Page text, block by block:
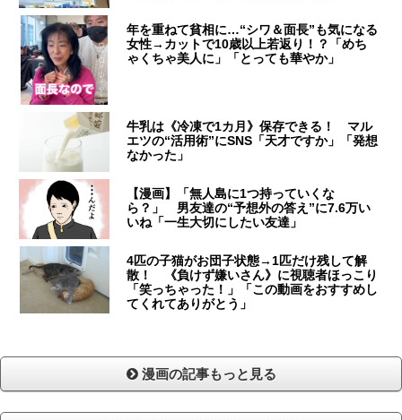
年を重ねて貧相に…“シワ＆面長”も気になる
女性→カットで10歳以上若返り！？「めち
ゃくちゃ美人に」「とっても華やか」
牛乳は《冷凍で1カ月》保存できる！ マル
エツの“活用術”にSNS「天才ですか」「発想
なかった」
【漫画】「無人島に1つ持っていくな
ら？」 男友達の“予想外の答え”に7.6万い
いね「一生大切にしたい友達」
4匹の子猫がお団子状態→1匹だけ残して解
散！ 《負けず嫌いさん》に視聴者ほっこり
「笑っちゃった！」「この動画をおすすめし
てくれてありがとう」
漫画の記事もっと見る